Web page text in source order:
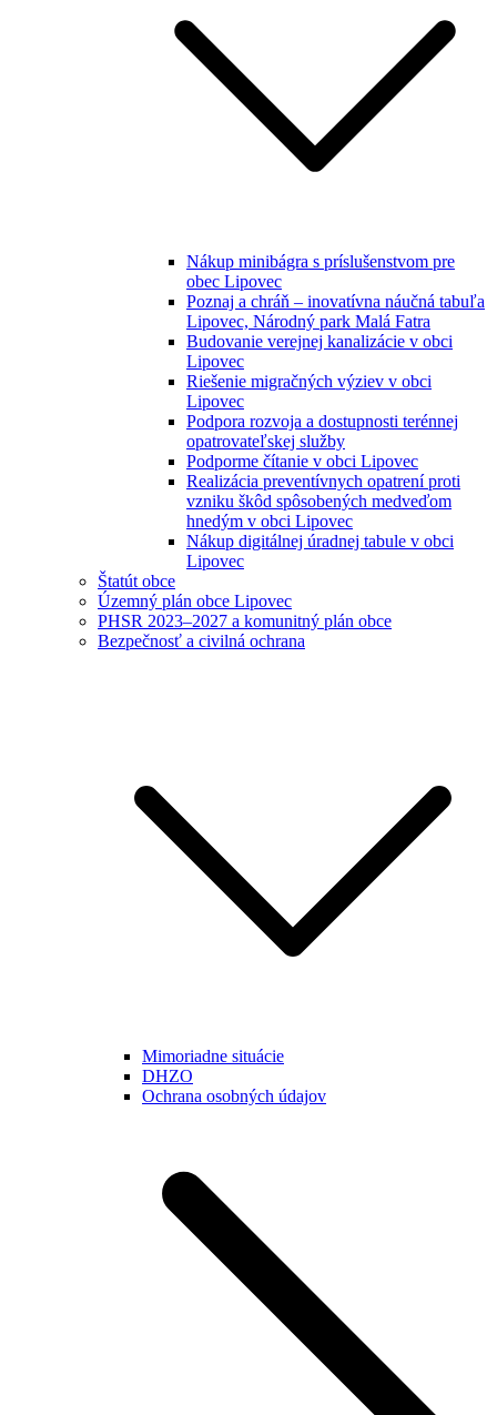
Nákup minibágra s príslušenstvom pre
obec Lipovec
Poznaj a chráň – inovatívna náučná tabuľa
Lipovec, Národný park Malá Fatra
Budovanie verejnej kanalizácie v obci
Lipovec
Riešenie migračných výziev v obci
Lipovec
Podpora rozvoja a dostupnosti terénnej
opatrovateľskej služby
Podporme čítanie v obci Lipovec
Realizácia preventívnych opatrení proti
vzniku škôd spôsobených medveďom
hnedým v obci Lipovec
Nákup digitálnej úradnej tabule v obci
Lipovec
Štatút obce
Územný plán obce Lipovec
PHSR 2023–2027 a komunitný plán obce
Bezpečnosť a civilná ochrana
Mimoriadne situácie
DHZO
Ochrana osobných údajov